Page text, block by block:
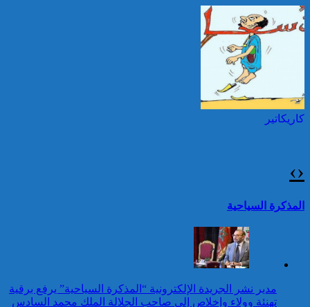
25 قتيلا و2823 جريحا
حصيلة حوادث السير
بالمناطق الحضرية خلال
الأسبوع المنصرم
بالمناطق الحضرية خلال
السادس بمناسبة عيد العرش
المجيد
عيد العرش: برقية تهنئة إلى
جلالة الملك من الأمينة العامة
توقيف شخصين هددا شرطيا
بسكينين خلال محاولة سرقة ليلا
تقرير: 67,7% من الأشخاص في
وضعية إعاقة لم يبلغوا أي مستوى
كاريكاتير
كاريكاتير
‹
›
المذكرة السياحية
مدير نشر الجريدة الإلكترونية “المذكرة السياحية” يرفع برقية
تهنئة وولاء وإخلاص إلى صاحب الجلالة الملك محمد السادس